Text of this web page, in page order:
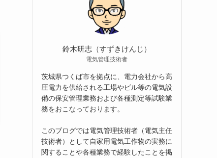
鈴木研志（すずきけんじ）
電気管理技術者
茨城県つくば市を拠点に、電力会社から高
圧電力を供給される工場やビル等の電気設
備の保安管理業務および各種測定等試験業
務をおこなっております。
このブログでは電気管理技術者（電気主任
技術者）として自家用電気工作物の実務に
関することや各種業務で経験したことを掲